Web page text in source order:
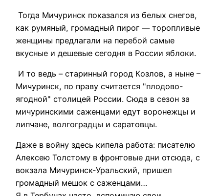
Тогда Мичуринск показался из белых снегов,
как румяный, громадный пирог — торопливые
женщины предлагали на перебой самые
вкусные и дешевые сегодня в России яблоки.
И то ведь – старинный город Козлов, а ныне –
Мичуринск, по праву считается "плодово-
ягодной" столицей России. Сюда в сезон за
мичуринскими саженцами едут воронежцы и
липчане, волгоградцы и саратовцы.
Даже в войну здесь кипела работа: писателю
Алексею Толстому в фронтовые дни отсюда, с
вокзала Мичуринск-Уральский, пришел
громадный мешок с саженцами…